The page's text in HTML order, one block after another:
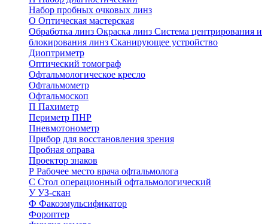
Набор пробных очковых линз
О Оптическая мастерская
Обработка линз Окраска линз Система центрирования и
блокирования линз Сканирующее устройство
Диоптриметр
Оптический томограф
Офтальмологическое кресло
Офтальмометр
Офтальмоскоп
П Пахиметр
Периметр ПНР
Пневмотонометр
Прибор для восстановления зрения
Пробная оправа
Проектор знаков
Р Рабочее место врача офтальмолога
С Стол операционный офтальмологический
УУЗ-скан
Ф Факоэмульсификатор
Фороптер